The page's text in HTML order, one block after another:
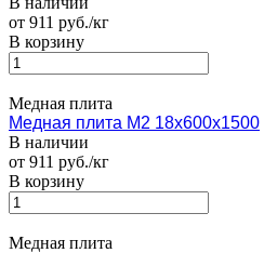
от 911 руб./кг
В корзину
Медная плита
Медная плита M2 18х600х1500
В наличии
от 911 руб./кг
В корзину
Медная плита